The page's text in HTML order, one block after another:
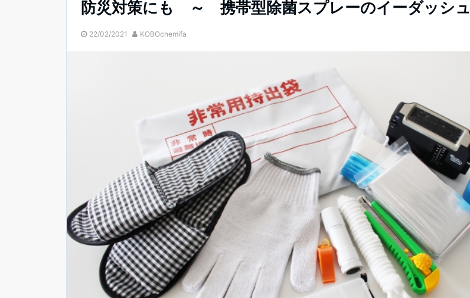
防災対策にも ～ 携帯型除菌スプレーのイーダッシュ
22/02/2021 KOBOchemifa